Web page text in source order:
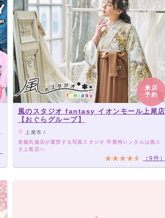
来店
予約
風のスタジオ fantasy イオンモール上尾店
【おぐらグループ】
上尾市 /
老舗呉服店が運営する写真スタジオ 卒業袴レンタルは風ス
タ上尾店へ
（9件）